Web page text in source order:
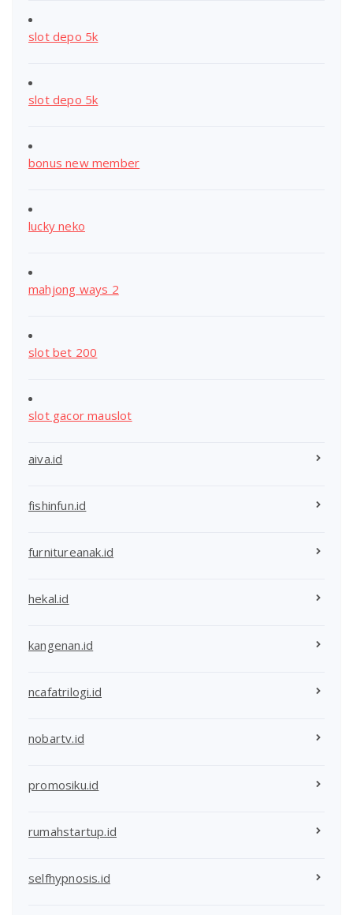
slot depo 5k
slot depo 5k
bonus new member
lucky neko
mahjong ways 2
slot bet 200
slot gacor mauslot
aiva.id
fishinfun.id
furnitureanak.id
hekal.id
kangenan.id
ncafatrilogi.id
nobartv.id
promosiku.id
rumahstartup.id
selfhypnosis.id